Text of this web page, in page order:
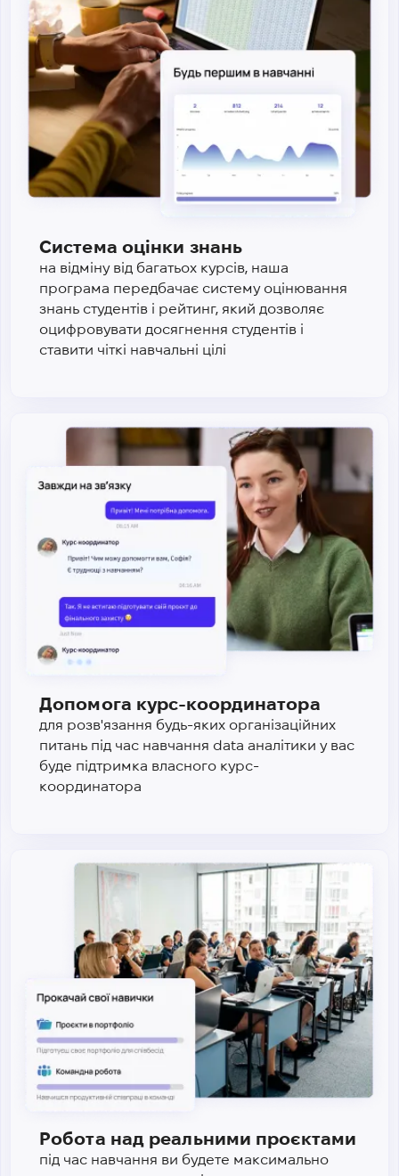
Система оцінки знань
на відміну від багатьох курсів, наша
програма передбачає систему оцінювання
знань студентів і рейтинг, який дозволяє
оцифровувати досягнення студентів і
ставити чіткі навчальні цілі
Допомога курс-координатора
для розв'язання будь-яких організаційних
питань під час навчання data аналітики у вас
буде підтримка власного курс-
координатора
Робота над реальними проєктами
під час навчання ви будете максимально